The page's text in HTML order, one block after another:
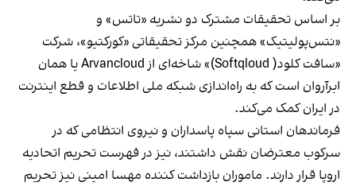
بر اساس تحقیقات مشترک دو نشریه «تاتس» و
«نتس‌پولیتیک» همچنین مرکز تحقیقاتی «کورکتیو»، شرکت
«سافت کلود( Softqloud)» شاخه‌ای از Arvancloud یا همان
ابرآروان است که به راه‌اندازی شبکه ملی اطلاعات و قطع اینترنت
در ایران کمک می‌کند.
فرماندهان استانی سپاه پاسداران و نیروی انتظامی که در
سرکوب معترضان نقش داشتند، نیز در فهرست تحریم اتحادیه
اروپا قرار دارند. ماموران بازداشت کننده مهسا امینی نیز تحریم